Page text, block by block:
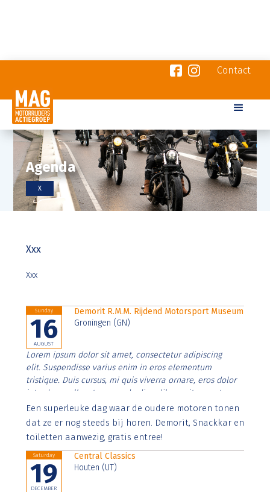
Contact
Agenda
X
Xxx
Xxx
Sunday
16
AUGUST
Demorit R.M.M. Rijdend Motorsport Museum
Groningen (GN)
Lorem ipsum dolor sit amet, consectetur adipiscing
elit. Suspendisse varius enim in eros elementum
tristique. Duis cursus, mi quis viverra ornare, eros dolor
interdum nulla, ut commodo diam libero vitae erat.
Aenean faucibus nibh et justo cursus id rutrum lorem
imperdiet. Nunc ut sem vitae risus tristique posuere.
Een superleuke dag waar de oudere motoren tonen
dat ze er nog steeds bij horen. Demorit, Snackkar en
toiletten aanwezig, gratis entree!
Saturday
19
DECEMBER
Central Classics
Houten (UT)